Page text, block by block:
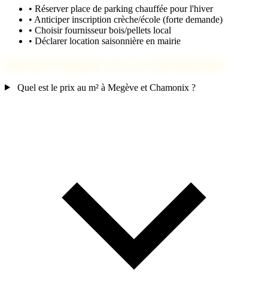
• Réserver place de parking chauffée pour l'hiver
• Anticiper inscription crèche/école (forte demande)
• Choisir fournisseur bois/pellets local
• Déclarer location saisonnière en mairie
Quel est le prix au m² à Megève et Chamonix ?